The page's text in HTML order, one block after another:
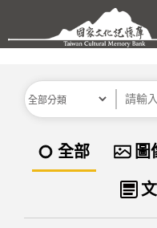
跳到主要內容區塊
分類 關鍵字
全部 圖